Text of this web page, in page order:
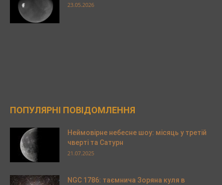
23.05.2026
ПОПУЛЯРНІ ПОВІДОМЛЕННЯ
Неймовірне небесне шоу: місяць у третій
чверті та Сатурн
21.07.2025
NGC 1786: таємнича Зоряна куля в